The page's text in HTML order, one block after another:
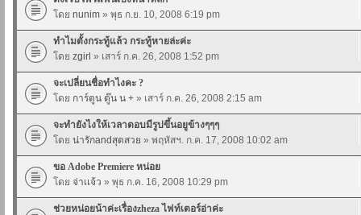
โดย nunim » พุธ ก.ย. 10, 2008 6:19 pm
ทำไมตั้งกระทู้แล้ว กระทู้หายล่ะค่ะ
โดย zgirl » เสาร์ ก.ค. 26, 2008 1:52 pm
จะเปลี่ยนชื่อทำไงคะ ?
โดย การ์ตูน ตู๊น น + » เสาร์ ก.ค. 26, 2008 2:15 am
จะทำยังไงให้เวลาตอบมีรูปขึ้นอยูข้างๆๆๆ
โดย น่ารักandสุดสวย » พฤหัสฯ. ก.ค. 17, 2008 10:02 am
ขอ Adobe Premiere หน่อย
โดย จ่าเเจ้ว » พุธ ก.ค. 16, 2008 10:29 pm
ช่วยหน่อยน้าค่ะเรื่องzheza ไฟท์เตอร์อ่าค่ะ